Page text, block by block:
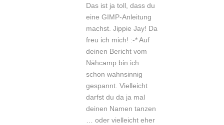
Das ist ja toll, dass du
eine GIMP-Anleitung
machst. Jippie Jay! Da
freu ich mich! :-* Auf
deinen Bericht vom
Nähcamp bin ich
schon wahnsinnig
gespannt. Vielleicht
darfst du da ja mal
deinen Namen tanzen
… oder vielleicht eher